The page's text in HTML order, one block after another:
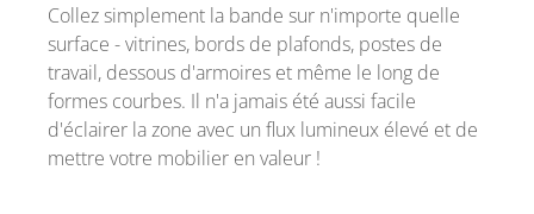
Collez simplement la bande sur n'importe quelle
surface - vitrines, bords de plafonds, postes de
travail, dessous d'armoires et même le long de
formes courbes. Il n'a jamais été aussi facile
d'éclairer la zone avec un flux lumineux élevé et de
mettre votre mobilier en valeur !